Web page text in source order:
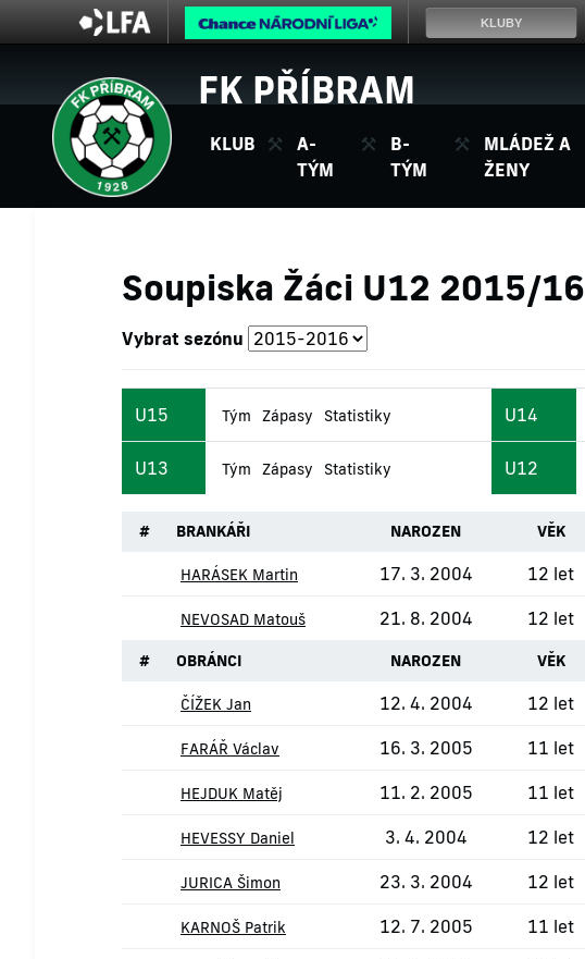
FK PŘÍBRAM
KLUB
A-
TÝM
B-
TÝM
MLÁDEŽ A
ŽENY
Soupiska Žáci U12 2015/16
Vybrat sezónu
U15 Tým Zápasy Statistiky U14
U13 Tým Zápasy Statistiky U12
# BRANKÁŘI NAROZEN VĚK
HARÁSEK Martin 17. 3. 2004 12 let
NEVOSAD Matouš 21. 8. 2004 12 let
# OBRÁNCI NAROZEN VĚK
ČÍŽEK Jan 12. 4. 2004 12 let
FARÁŘ Václav 16. 3. 2005 11 let
HEJDUK Matěj 11. 2. 2005 11 let
HEVESSY Daniel 3. 4. 2004 12 let
JURICA Šimon 23. 3. 2004 12 let
KARNOŠ Patrik 12. 7. 2005 11 let
KLUBY